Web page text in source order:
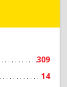
309
14
г, Зейская